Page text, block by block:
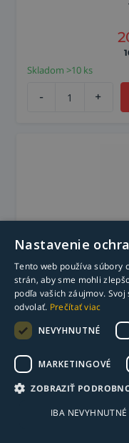
Skladom >10 ks
- +
Držiak
Skladom už iba 1 ks
- +
Nastavenie
Tento web používa súbory
strán, aby sme mohli
podľa vašich záujmov.
odvolať. Prečítať viac
NEVYHNUTNÉ
MARKETINGOVÉ
ZOBRAZIŤ
IBA NEVYHNUTNÉ